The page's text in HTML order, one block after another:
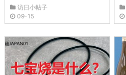
访日小帖子
09-15